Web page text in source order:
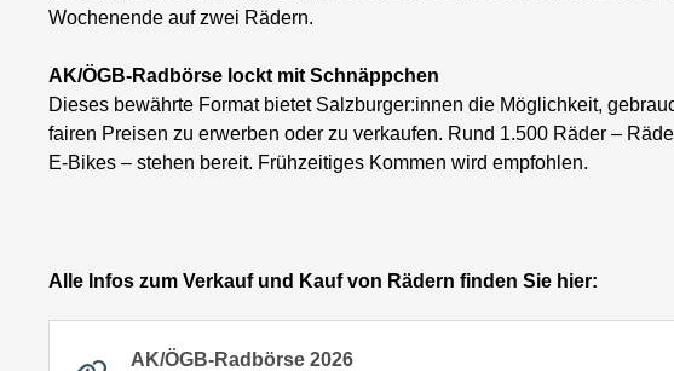
Wochenende auf zwei Rädern.
AK/ÖGB-Radbörse lockt mit Schnäppchen
Dieses bewährte Format bietet Salzburger:innen die Möglichkeit,
fairen Preisen zu erwerben oder zu verkaufen. Rund 1.500 Räder –
E-Bikes – stehen bereit. Frühzeitiges Kommen wird empfohlen.
Alle Infos zum Verkauf und Kauf von Rädern finden Sie hier:
AK/ÖGB-Radbörse 2026